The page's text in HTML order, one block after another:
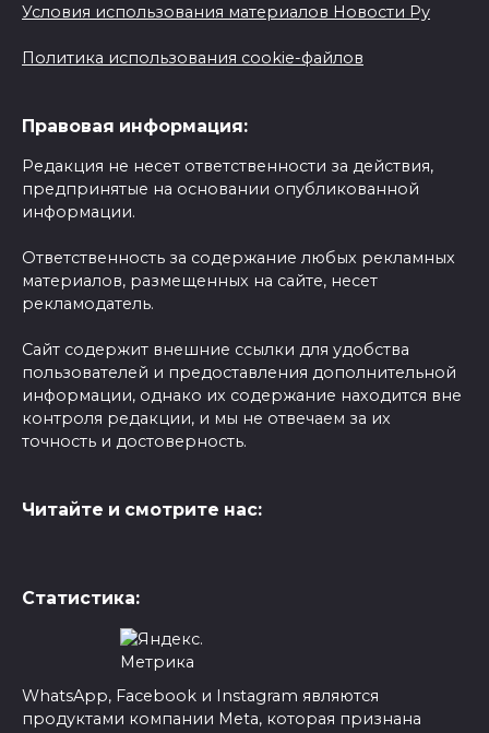
Условия использования материалов Новости Ру
Политика использования cookie-файлов
Правовая информация:
Редакция не несет ответственности за действия,
предпринятые на основании опубликованной
информации.
Ответственность за содержание любых рекламных
материалов, размещенных на сайте, несет
рекламодатель.
Сайт содержит внешние ссылки для удобства
пользователей и предоставления дополнительной
информации, однако их содержание находится вне
контроля редакции, и мы не отвечаем за их
точность и достоверность.
Читайте и смотрите нас:
Статистика:
WhatsApp, Facebook и Instagram являются
продуктами компании Meta, которая признана